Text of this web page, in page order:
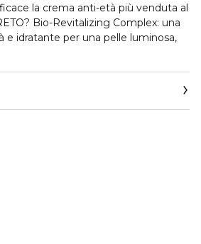
la crema anti-età più venduta al
Bio-Revitalizing Complex: una
e idratante per una pelle luminosa,